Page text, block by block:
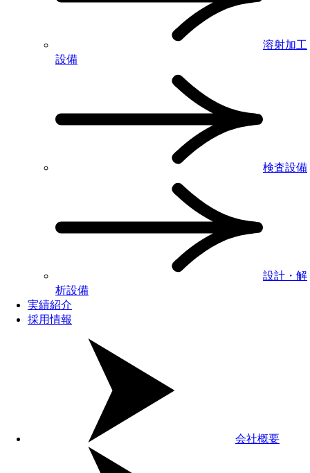
溶射加工
設備
検査設備
設計・解
析設備
実績紹介
採用情報
会社概要